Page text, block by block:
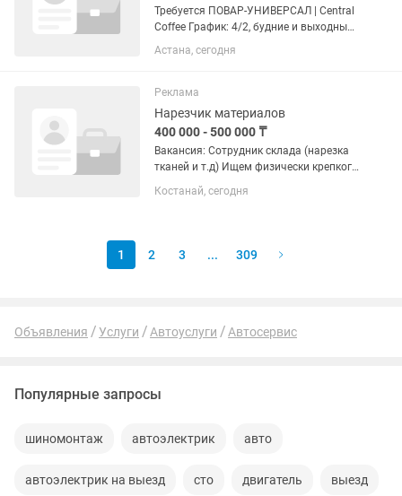
Требуется ПОВАР-УНИВЕРСАЛ | Central
Coffee График: 4/2, будние и выходные
Время: с 07:00 до 20:00 Оплата: 20 000
тг за смену, от 400 000 тг в месяц Что
витрину в...
Астана, сегодня
Реклама
Нарезчик материалов
400 000 - 500 000 ₸
Вакансия: Сотрудник склада (нарезка
тканей и т.д) Ищем физически крепкого
и ответственного человека на
постоянную работу. • Без опыта —
Костанай, сегодня
1 2 3 ... 309
Объявления Услуги Автоуслуги Автосервис
Популярные запросы
шиномонтаж автоэлектрик авто
автоэлектрик на выезд сто двигатель выезд